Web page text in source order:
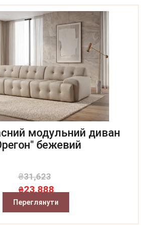
модульний диван
бежевий
₴31,623
₴23,888
Переглянути